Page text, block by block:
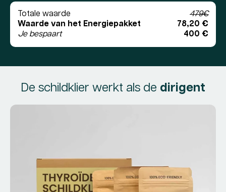
Totale waarde
479€
Waarde van het Energiepakket
78,20 €
Je bespaart
400 €
De schildklier werkt als de dirigent